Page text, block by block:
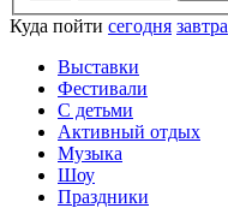
Куда пойти сегодня завтра
Выставки
Фестивали
С детьми
Активный отдых
Музыка
Шоу
Праздники